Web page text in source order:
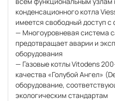
конденсационного котла
имеется свободный доступ с
— Многоуровневая система
предотвращает аварии и
оборудования
— Газовые котлы Vitodens
качества «Голубой Ангел»
оборудование,
экологическим стандартам